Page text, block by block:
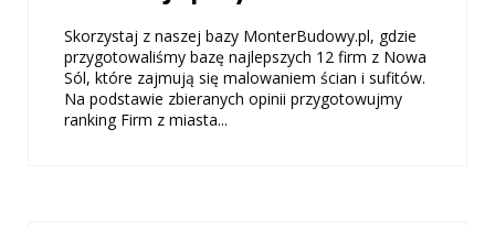
Skorzystaj z naszej bazy MonterBudowy.pl, gdzie
przygotowaliśmy bazę najlepszych 12 firm z Nowa
Sól, które zajmują się malowaniem ścian i sufitów.
Na podstawie zbieranych opinii przygotowujmy
ranking Firm z miasta...